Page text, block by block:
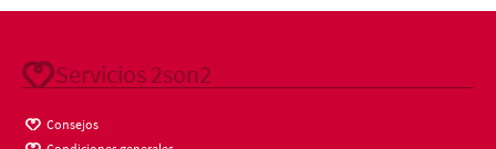
Servicios 2son2
Consejos